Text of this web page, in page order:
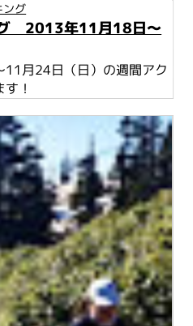
ング
グ 2013年11月18日～
月24日（日）の週間アク
！